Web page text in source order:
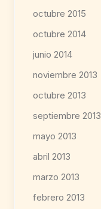
octubre 2015
octubre 2014
junio 2014
noviembre 2013
octubre 2013
septiembre 2013
mayo 2013
abril 2013
marzo 2013
febrero 2013